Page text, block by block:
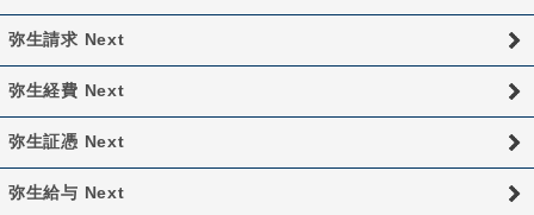
弥生請求 Next
弥生経費 Next
弥生証憑 Next
弥生給与 Next